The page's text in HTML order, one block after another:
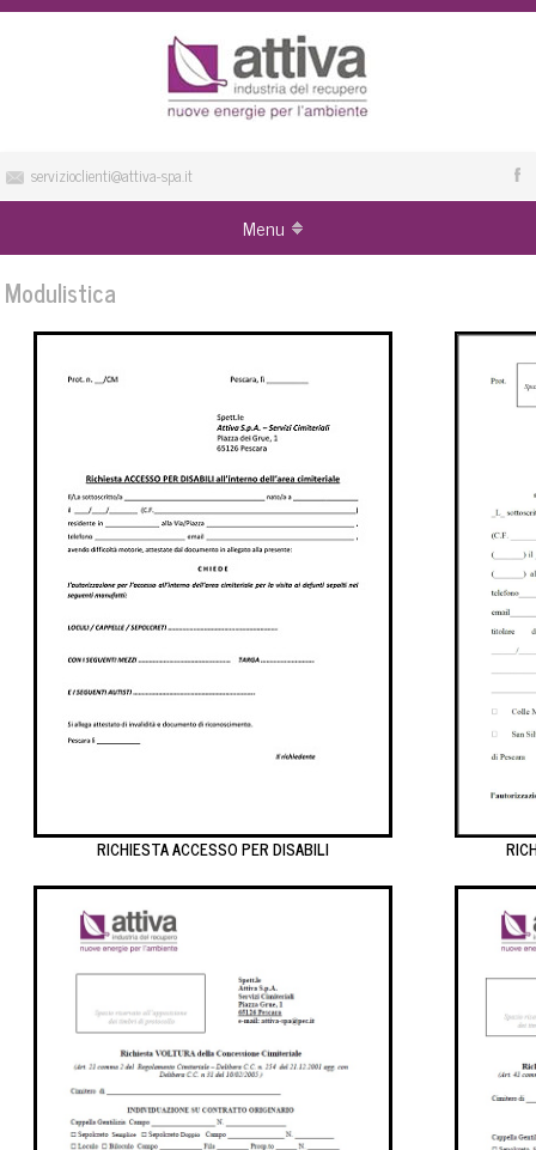
servizioclienti@attiva-spa.it
Menu
Modulistica
RICHIESTA ACCESSO PER DISABILI